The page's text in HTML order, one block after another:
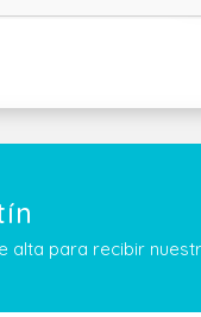
alta para recibir